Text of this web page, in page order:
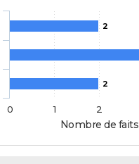
Nombre de faits
2
2
0
1 2